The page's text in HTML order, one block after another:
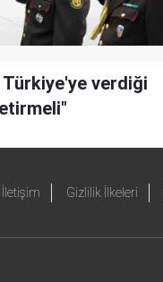
verdiği
İletişim Gizlilik İlkeleri